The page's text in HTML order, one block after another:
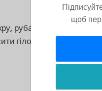
рубаного кервеля та
гілочками кервелю.
щоб